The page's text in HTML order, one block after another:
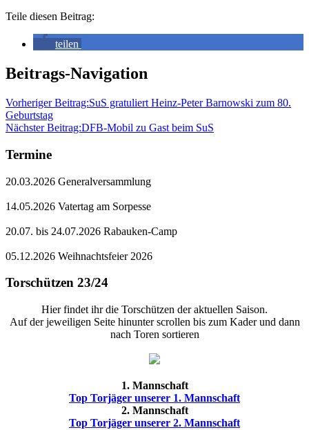
Teile diesen Beitrag:
teilen
Beitrags-Navigation
Vorheriger Beitrag:SuS gratuliert Heinz-Peter Barnowski zum 80.
Geburtstag
Nächster Beitrag:DFB-Mobil zu Gast beim SuS
Termine
20.03.2026 Generalversammlung
14.05.2026 Vatertag am Sorpesse
20.07. bis 24.07.2026 Rabauken-Camp
05.12.2026 Weihnachtsfeier 2026
Torschützen 23/24
Hier findet ihr die Torschützen der aktuellen Saison.
Auf der jeweiligen Seite hinunter scrollen bis zum Kader und dann
nach Toren sortieren
1. Mannschaft
Top Torjäger unserer 1. Mannschaft
2. Mannschaft
Top Torjäger unserer 2. Mannschaft